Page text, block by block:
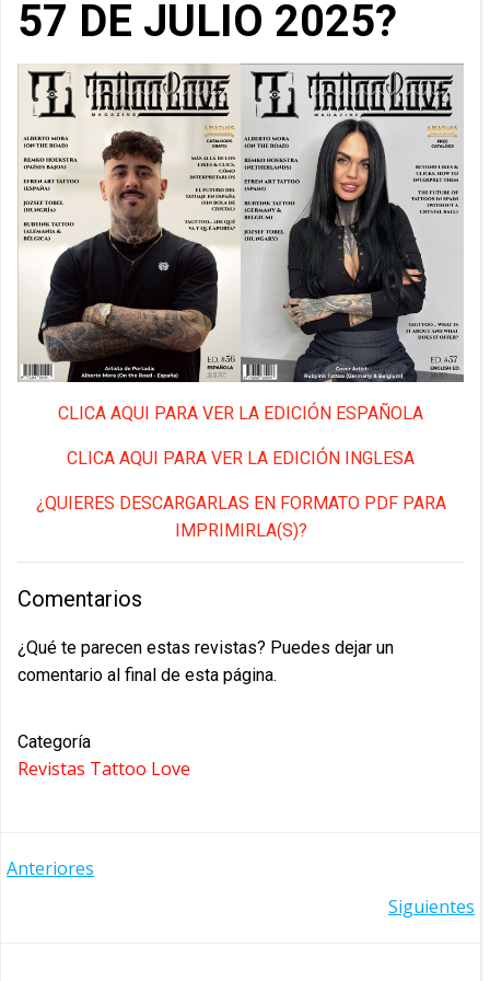
57 DE JULIO 2025?
CLICA AQUI PARA VER LA EDICIÓN ESPAÑOLA
CLICA AQUI PARA VER LA EDICIÓN INGLESA
¿QUIERES DESCARGARLAS EN FORMATO PDF PARA
IMPRIMIRLA(S)?
Comentarios
¿Qué te parecen estas revistas? Puedes dejar un
comentario al final de esta página.
Categoría
Revistas Tattoo Love
NAVEGACIÓN
Anteriores
Siguientes